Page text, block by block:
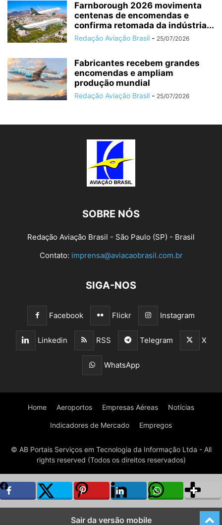
Farnborough 2026 movimenta
centenas de encomendas e
confirma retomada da indústria...
Redação Aviação Brasil - 25/07/2026
Fabricantes recebem grandes
encomendas e ampliam
produção mundial
Redação Aviação Brasil - 25/07/2026
SOBRE NÓS
Redação Aviação Brasil - São Paulo (SP) - Brasil
Contato: imprensa@aviacaobrasil.com.br
SIGA-NOS
Facebook Flickr Instagram
Linkedin RSS Telegram X
WhatsApp
Home Aeroportos Empresas Aéreas Notícias
Indicadores de Mercado Empregos
© AB Portais Serviços em Tecnologia da Informação Ltda - All
rights reserved (Todos os direitos reservados)
Sair da versão mobile